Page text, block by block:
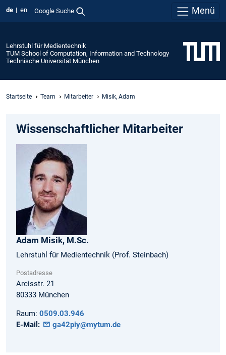
de en Google Suche Menü
Lehrstuhl für Medientechnik
TUM School of Computation, Information and Technology
Technische Universität München
Startseite Team Mitarbeiter Misik, Adam
Wissenschaftlicher Mitarbeiter
Adam Misik, M.Sc.
Lehrstuhl für Medientechnik (Prof. Steinbach)
Postadresse
Arcisstr. 21
80333 München
Raum: 0509.03.946
E-Mail:
ga42piy@mytum.de